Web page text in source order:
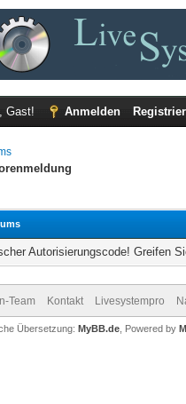
Gast! Anmelden
Autorisierungscode! Greifen
Team Kontakt Livesystempro
Übersetzung: MyBB.de, Powered by